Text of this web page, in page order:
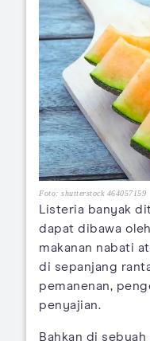
Foto: shutterstock 464057159
Listeria banyak
dapat dibawa
makanan nabati
di sepanjang
pemanenan,
penyajian.
Bahkan di